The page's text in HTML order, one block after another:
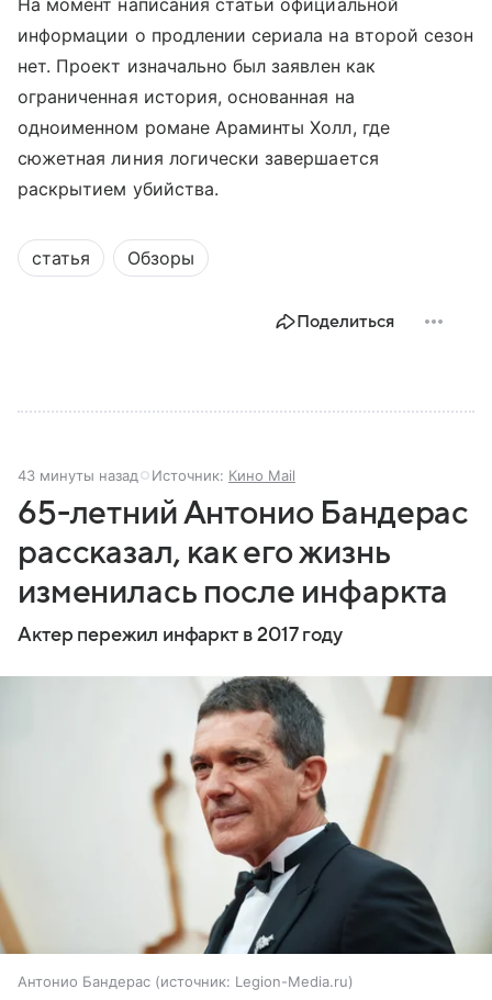
На момент написания статьи официальной
информации о продлении сериала на второй сезон
нет. Проект изначально был заявлен как
ограниченная история, основанная на
одноименном романе Араминты Холл, где
сюжетная линия логически завершается
раскрытием убийства.
статья Обзоры
Поделиться
43 минуты назад Источник: Кино Mail
65-летний Антонио Бандерас
рассказал, как его жизнь
изменилась после инфаркта
Актер пережил инфаркт в 2017 году
Антонио Бандерас источник: Legion-Media.ru